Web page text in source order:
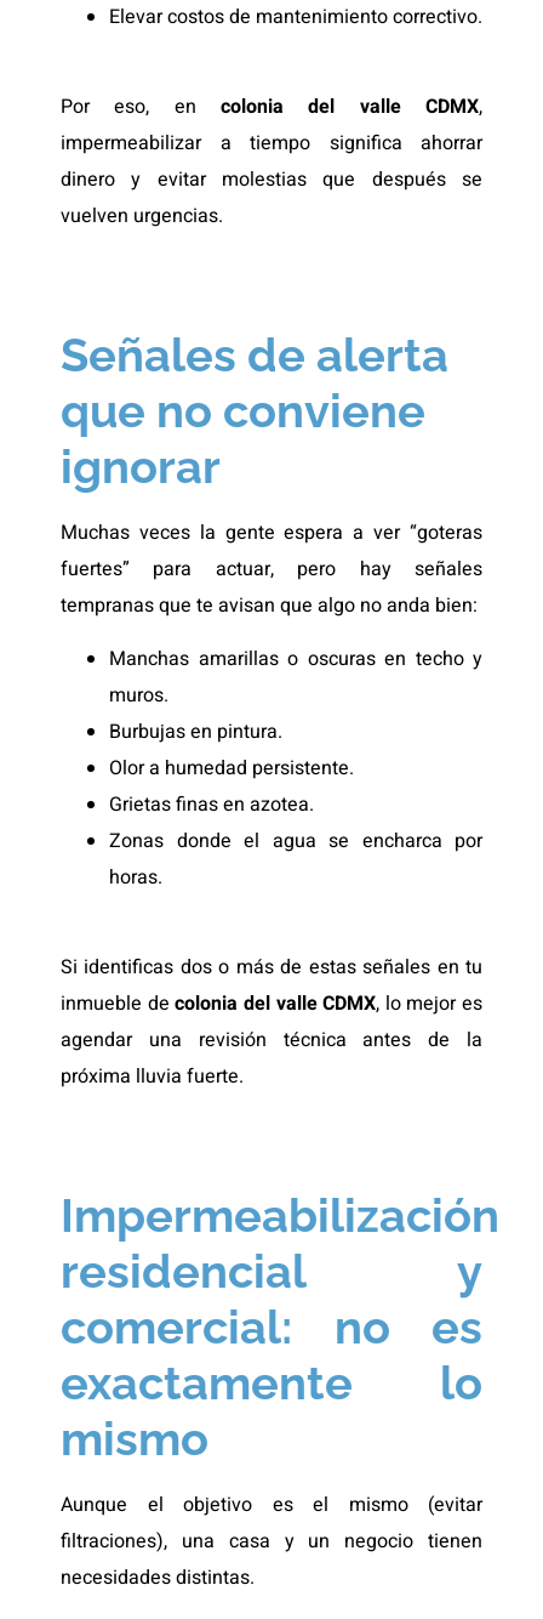
Elevar costos de mantenimiento correctivo.
Por eso, en colonia del valle CDMX,
impermeabilizar a tiempo significa ahorrar
dinero y evitar molestias que después se
vuelven urgencias.
Señales de alerta
que no conviene
ignorar
Muchas veces la gente espera a ver “goteras
fuertes” para actuar, pero hay señales
tempranas que te avisan que algo no anda bien:
Manchas amarillas o oscuras en techo y
muros.
Burbujas en pintura.
Olor a humedad persistente.
Grietas finas en azotea.
Zonas donde el agua se encharca por
horas.
Si identificas dos o más de estas señales en tu
inmueble decolonia del valle CDMX, lo mejor es
agendar una revisión técnica antes de la
próxima lluvia fuerte.
Impermeabilización
residencial y
comercial: no es
exactamente lo
mismo
Aunque el objetivo es el mismo (evitar
filtraciones), una casa y un negocio tienen
necesidades distintas.